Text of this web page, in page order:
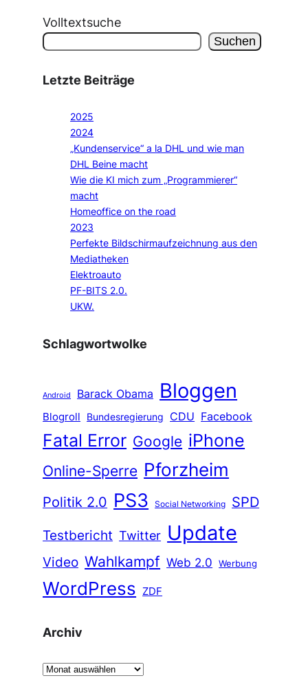
Volltextsuche
Suchen
Letzte Beiträge
2025
2024
„Kundenservice“ a la DHL und wie man
DHL Beine macht
Wie die KI mich zum „Programmierer“
macht
Homeoffice on the road
2023
Perfekte Bildschirmaufzeichnung aus den
Mediatheken
Elektroauto
PF-BITS 2.0.
UKW.
Schlagwortwolke
Android Barack Obama Bloggen
Blogroll Bundesregierung CDU Facebook
Fatal Error Google iPhone
Online-Sperre Pforzheim
Politik 2.0 PS3 Social Networking
SPD
Testbericht Twitter Update
Video Wahlkampf Web 2.0 Werbung
WordPress ZDF
Archiv
A